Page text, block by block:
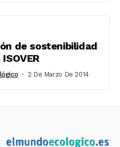
de sostenibilidad
2 De Marzo De 2014